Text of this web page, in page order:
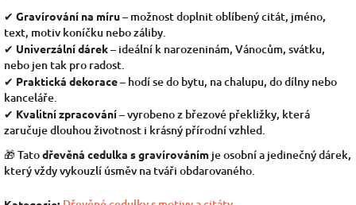
✔ Gravírování na míru– možnost doplnit oblíbený citát, jméno,
text, motiv koníčku nebo záliby.
✔ Univerzální dárek– ideální k narozeninám, Vánocům, svátku,
nebo jen tak pro radost.
✔ Praktická dekorace– hodí se do bytu, na chalupu, do dílny nebo
kanceláře.
✔ Kvalitní zpracování– vyrobeno z březové překližky, která
zaručuje dlouhou životnost i krásný přírodní vzhled.
🎁 Tatodřevěná cedulka s gravírováním je osobní a jedinečný dárek,
který vždy vykouzlí úsměv na tváři obdarovaného.